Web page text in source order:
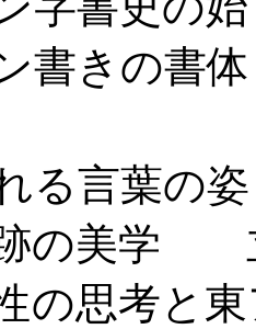
書きの書
る言葉
の美学
の思考と